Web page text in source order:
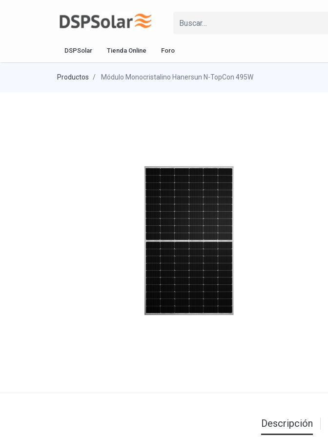
DSPSolar Tienda Online Foro
Productos Módulo Monocristalino Hanersun N-TopCon 495W
Descripción